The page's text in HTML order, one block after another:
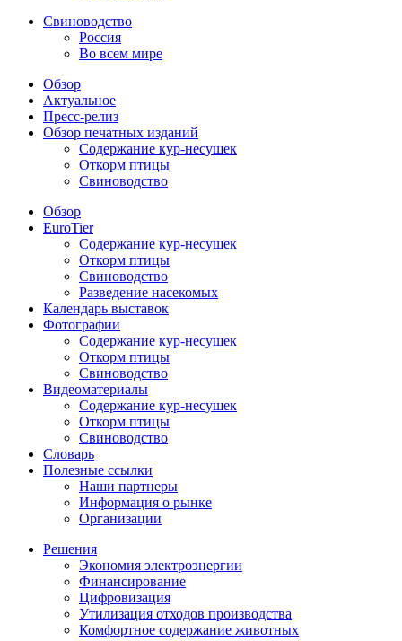
Свиноводство
Россия
Во всем мире
Обзор
Актуальное
Пресс-релиз
Обзор печатных изданий
Содержание кур-несушек
Откорм птицы
Свиноводство
Обзор
EuroTier
Содержание кур-несушек
Откорм птицы
Свиноводство
Разведение насекомых
Календарь выставок
Фотографии
Содержание кур-несушек
Откорм птицы
Свиноводство
Видеоматериалы
Содержание кур-несушек
Откорм птицы
Свиноводство
Словарь
Полезные ссылки
Наши партнеры
Информация о рынке
Организации
Решения
Экономия электроэнергии
Финансирование
Цифровизация
Утилизация отходов производства
Комфортное содержание животных